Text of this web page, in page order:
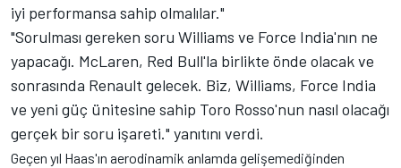
iyi performansa sahip olmalılar."
"Sorulması gereken soru Williams ve Force India'nın ne
yapacağı. McLaren, Red Bull'la birlikte önde olacak ve
sonrasında Renault gelecek. Biz, Williams, Force India
ve yeni güç ünitesine sahip Toro Rosso'nun nasıl olacağı
gerçek bir soru işareti." yanıtını verdi.
Geçen yıl Haas'ın aerodinamik anlamda gelişemediğinden